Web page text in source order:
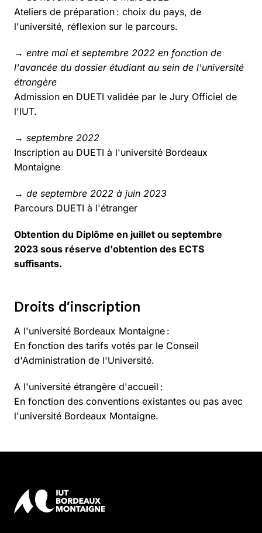
Ateliers de préparation : choix du pays, de
l'université, réflexion sur le parcours.
→ entre mai et septembre 2022 en fonction de
l'avancée du dossier étudiant au sein de l'université
étrangère
Admission en DUETI validée par le Jury Officiel de
l'IUT.
→ septembre 2022
Inscription au DUETI à l'université Bordeaux
Montaigne
→ de septembre 2022 à juin 2023
Parcours DUETI à l'étranger
Obtention du Diplôme en juillet ou septembre
2023 sous réserve d'obtention des ECTS
suffisants.
Droits d’inscription
A l'université Bordeaux Montaigne :
En fonction des tarifs votés par le Conseil
d'Administration de l'Université.
A l'université étrangère d'accueil :
En fonction des conventions existantes ou pas avec
l'université Bordeaux Montaigne.